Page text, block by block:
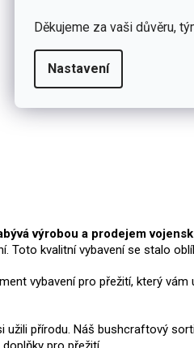
Děkujeme za vaši důvěru,
Nastavení
výrobou a prodejem
Toto kvalitní vybavení se stalo
vybavení pro přežití, který
přírodu. Náš bushcraftový